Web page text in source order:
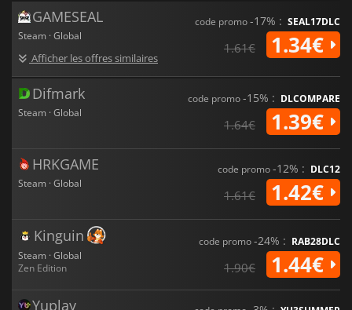
minimaliste et son système de personnalisation approfondi
en font un jeu agréable à jouer, et son approche unique du
genre de course automobile lui permet de se démarquer de
la masse.
GAMESEAL
Steam · Global
Afficher les offres similaires
code promo-17% : SEAL17DLC
1.61€ 1.34€
Difmark
Steam · Global
code promo-15% : DLCOMPARE
1.64€ 1.39€
HRKGAME
Steam · Global
code promo-12% : DLC12
1.61€ 1.42€
Kinguin
Steam · Global
Zen Edition
code promo-24% : RAB28DLC
1.90€ 1.44€
Yuplay